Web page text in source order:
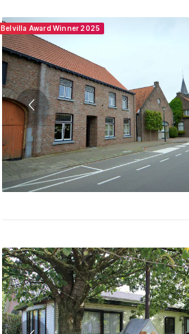
Belvilla Award Winner 2025